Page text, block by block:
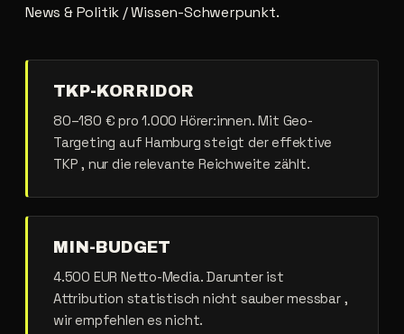
News & Politik / Wissen-Schwerpunkt.
TKP-KORRIDOR
80–180 € pro 1.000 Hörer:innen. Mit Geo-
Targeting auf Hamburg steigt der effektive
TKP , nur die relevante Reichweite zählt.
MIN-BUDGET
4.500 EUR Netto-Media. Darunter ist
Attribution statistisch nicht sauber messbar ,
wir empfehlen es nicht.